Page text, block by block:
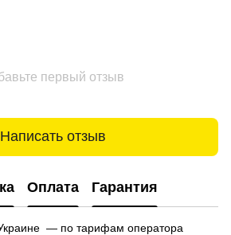
первый отзыв
Написать отзыв
Оплата Гарантия
— по тарифам оператора